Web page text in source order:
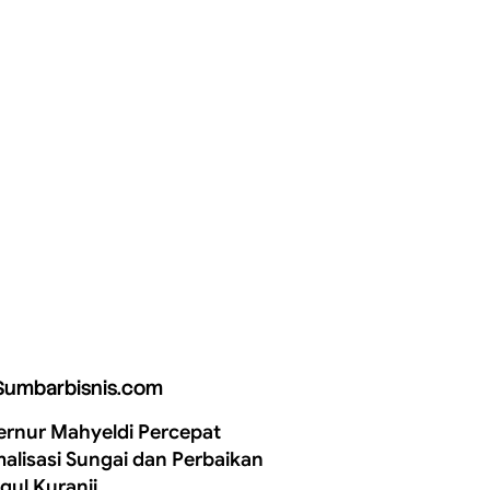
Mahyeldi Percepat
Sungai dan Perbaikan